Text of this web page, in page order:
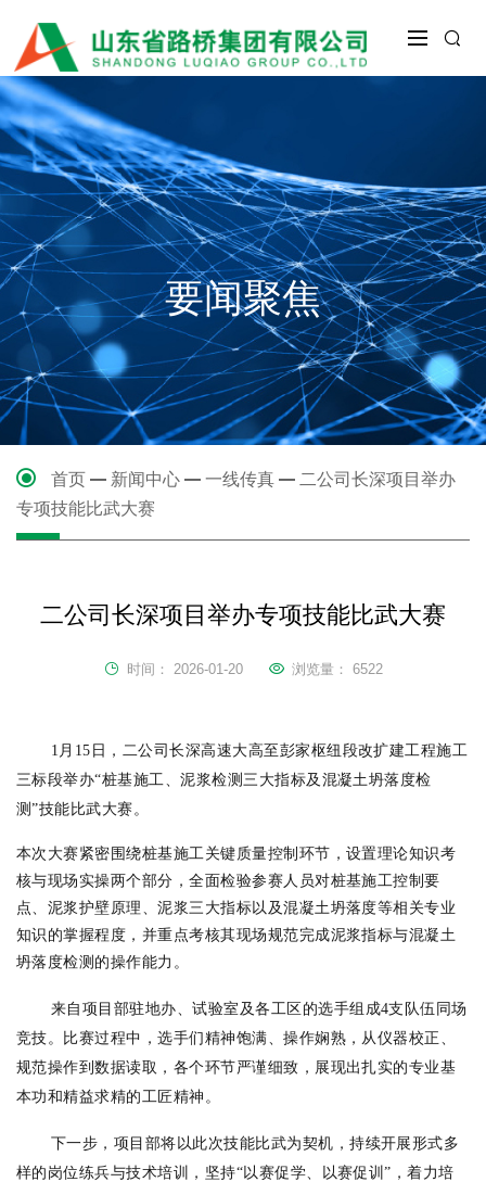
要闻聚焦
首页 新闻中心 一线传真
二公司长深项目举办
专项技能比武大赛
二公司长深项目举办专项技能比武大赛
时间： 2026-01-20 浏览量： 6522
1月15日，二公司长深高速大高至彭家枢纽段改扩建工程施工
三标段举办“桩基施工、泥浆检测三大指标及混凝土坍落度检
测”技能比武大赛。
本次大赛紧密围绕桩基施工关键质量控制环节，设置理论知识考
核与现场实操两个部分，全面检验参赛人员对桩基施工控制要
点、泥浆护壁原理、泥浆三大指标以及混凝土坍落度等相关专业
知识的掌握程度，并重点考核其现场规范完成泥浆指标与混凝土
坍落度检测的操作能力。
来自项目部驻地办、试验室及各工区的选手组成4支队伍同场
竞技。比赛过程中，选手们精神饱满、操作娴熟，从仪器校正、
规范操作到数据读取，各个环节严谨细致，展现出扎实的专业基
本功和精益求精的工匠精神。
下一步，项目部将以此次技能比武为契机，持续开展形式多
样的岗位练兵与技术培训，坚持“以赛促学、以赛促训”，着力培